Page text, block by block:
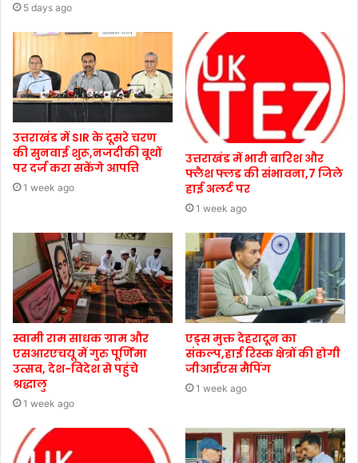
5 days ago
उत्तराखंड में SIR के दूसरे चरण
की सुनवाई शुरू,नजदीकी बूथों
पर दर्ज करा सकेंगे आपत्ति
1 week ago
उत्तराखंड में भारी बारिश और
फ्लैश फ्लड की संभावना,7 जिले
हाई अलर्ट पर
1 week ago
स्वामी राम साधक ग्राम और
एसआरएचयू में गुरु पूर्णिमा
उत्सव, देश-विदेश से पहुंचे
श्रद्धालु
1 week ago
एड्स मुक्त देहरादून का
संकल्प,हाई रिस्क क्षेत्रों की होगी
जीआईएस मैपिंग
1 week ago